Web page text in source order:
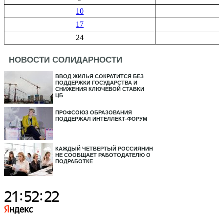
10
17
24
НОВОСТИ СОЛИДАРНОСТИ
ВВОД ЖИЛЬЯ СОКРАТИТСЯ БЕЗ
ПОДДЕРЖКИ ГОСУДАРСТВА И
СНИЖЕНИЯ КЛЮЧЕВОЙ СТАВКИ
ЦБ
ПРОФСОЮЗ ОБРАЗОВАНИЯ
ПОДДЕРЖАЛ ИНТЕЛЛЕКТ-ФОРУМ
КАЖДЫЙ ЧЕТВЕРТЫЙ РОССИЯНИН
НЕ СООБЩАЕТ РАБОТОДАТЕЛЮ О
ПОДРАБОТКЕ